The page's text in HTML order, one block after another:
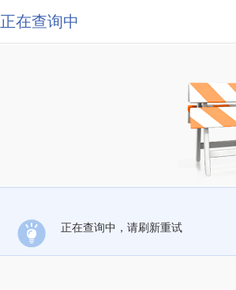
正在查询中
正在查询中，请刷新重试